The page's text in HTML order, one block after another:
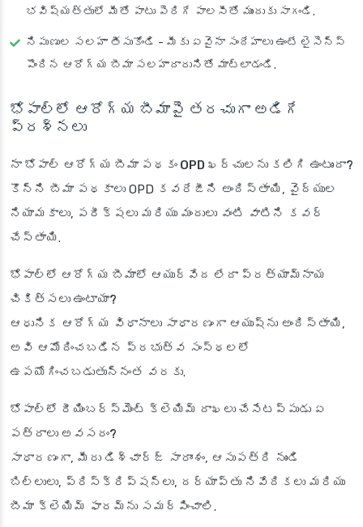
భవిష్యత్తులో మీతో పాటు పెరిగే పాలసీతో ముందుకు సాగండి.
నిపుణుల సలహా తీసుకోండి - మీకు ఏవైనా సందేహాలు ఉంటే లైసెన్స్
పొందిన ఆరోగ్య బీమా సలహాదారునితో మాట్లాడండి.
భోపాల్‌లో ఆరోగ్య బీమాపై తరచుగా అడిగే
ప్రశ్నలు
నా భోపాల్ ఆరోగ్య బీమా పథకం OPD ఖర్చులను కలిగి ఉంటుందా?
కొన్ని బీమా పథకాలు OPD కవరేజీని అందిస్తాయి, వైద్యుల
నియామకాలు, పరీక్షలు మరియు మందులు వంటి వాటిని కవర్
చేస్తాయి.
భోపాల్‌లో ఆరోగ్య బీమాలో ఆయుర్వేద లేదా ప్రత్యామ్నాయ
చికిత్సలు ఉంటాయా?
ఆధునిక ఆరోగ్య విధానాలు సాధారణంగా ఆయుష్‌ను అందిస్తాయి,
అవి ఆమోదించబడిన ప్రభుత్వ సంస్థలలో
ఉపయోగించబడుతున్నంత వరకు.
భోపాల్‌లో రీయింబర్స్‌మెంట్ క్లెయిమ్ దాఖలు చేసేటప్పుడు ఏ
పత్రాలు అవసరం?
సాధారణంగా, మీరు డిశ్చార్జ్ సారాంశం, ఆసుపత్రి నుండి
బిల్లులు, ప్రిస్క్రిప్షన్లు, దర్యాప్తు నివేదికలు మరియు
బీమా క్లెయిమ్ ఫారమ్‌ను సమర్పించాలి.